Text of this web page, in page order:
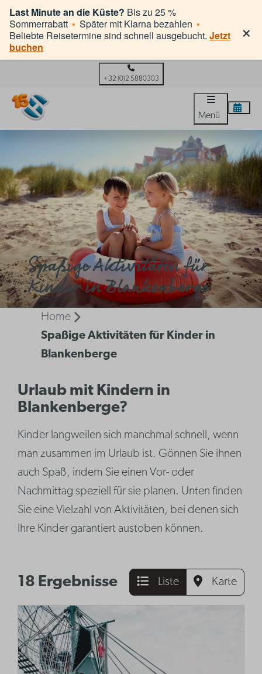
Last Minute an die Küste? Bis zu 25 %
Sommerrabatt • Später mit Klarna bezahlen •
Beliebte Reisetermine sind schnell ausgebucht. Jetzt
buchen
×
+32 (0)2 5880303
Menü
Spaßige Aktivitäten für
Kinder in Blankenberge
Home
Spaßige Aktivitäten für Kinder in
Blankenberge
Urlaub mit Kindern in
Blankenberge?
Kinder langweilen sich manchmal schnell, wenn
man zusammen im Urlaub ist. Gönnen Sie ihnen
auch Spaß, indem Sie einen Vor- oder
Nachmittag speziell für sie planen. Unten finden
Sie eine Vielzahl von Aktivitäten, bei denen sich
Ihre Kinder garantiert austoben können.
18 Ergebnisse Liste Karte